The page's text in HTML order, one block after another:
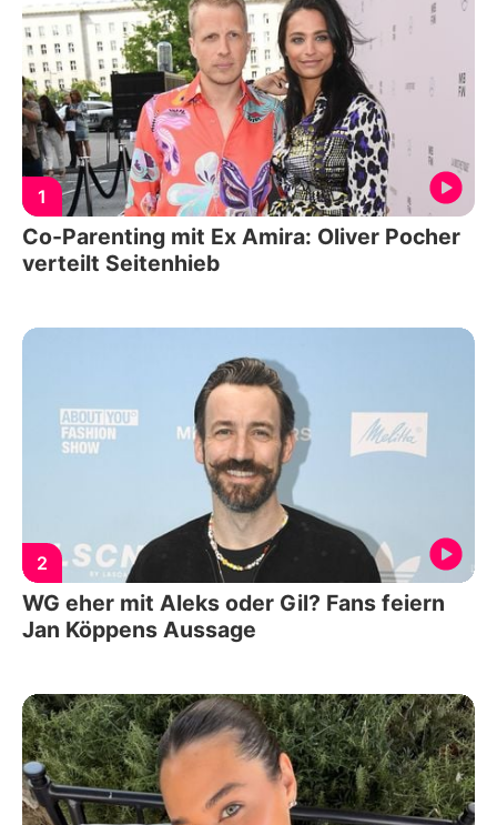
1
Co-Parenting mit Ex Amira: Oliver Pocher
verteilt Seitenhieb
2
WG eher mit Aleks oder Gil? Fans feiern
Jan Köppens Aussage